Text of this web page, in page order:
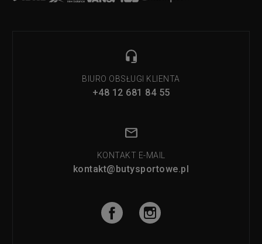
BIURO OBSŁUGI KLIENTA
+48 12 681 84 55
KONTAKT E-MAIL
kontakt@butysportowe.pl